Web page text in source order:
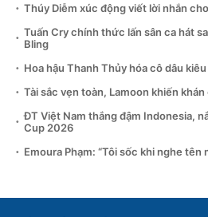
Thúy Diễm xúc động viết lời nhắn
Tuấn Cry chính thức lấn sân ca hát
Bling
Hoa hậu Thanh Thủy hóa cô dâu
Tài sắc vẹn toàn, Lamoon khiến khán
ĐT Việt Nam thắng đậm Indonesia,
Cup 2026
Emoura Phạm: “Tôi sốc khi nghe